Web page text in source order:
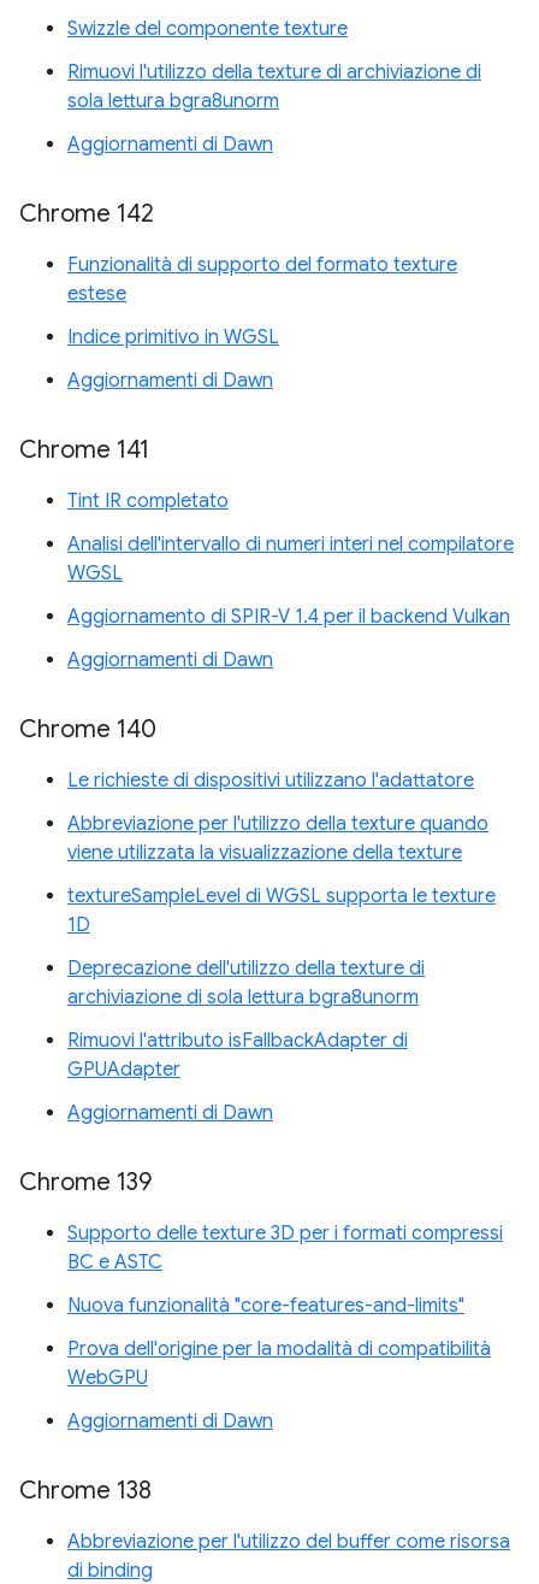
Swizzle del componente texture
Rimuovi l'utilizzo della texture di archiviazione di
sola lettura bgra8unorm
Aggiornamenti di Dawn
Chrome 142
Funzionalità di supporto del formato texture
estese
Indice primitivo in WGSL
Aggiornamenti di Dawn
Chrome 141
Tint IR completato
Analisi dell'intervallo di numeri interi nel compilatore
WGSL
Aggiornamento di SPIR-V 1.4 per il backend Vulkan
Aggiornamenti di Dawn
Chrome 140
Le richieste di dispositivi utilizzano l'adattatore
Abbreviazione per l'utilizzo della texture quando
viene utilizzata la visualizzazione della texture
textureSampleLevel di WGSL supporta le texture
1D
Deprecazione dell'utilizzo della texture di
archiviazione di sola lettura bgra8unorm
Rimuovi l'attributo isFallbackAdapter di
GPUAdapter
Aggiornamenti di Dawn
Chrome 139
Supporto delle texture 3D per i formati compressi
BC e ASTC
Nuova funzionalità "core-features-and-limits"
Prova dell'origine per la modalità di compatibilità
WebGPU
Aggiornamenti di Dawn
Chrome 138
Abbreviazione per l'utilizzo del buffer come risorsa
di binding